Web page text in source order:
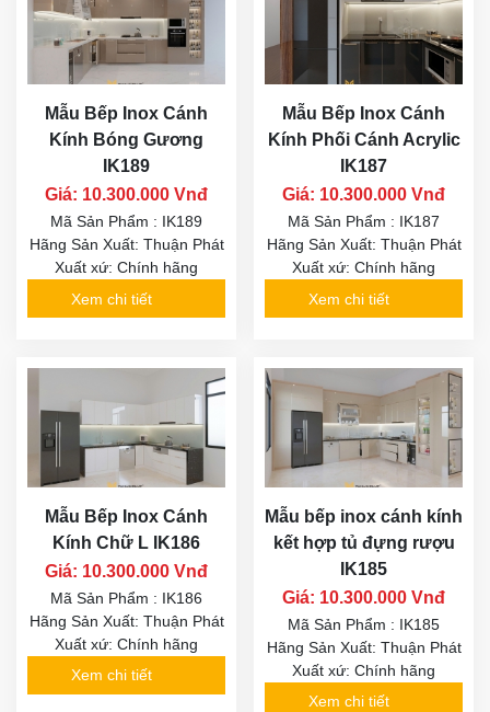
Mẫu Bếp Inox Cánh
Kính Bóng Gương
IK189
Giá: 10.300.000 Vnđ
Mã Sản Phẩm : IK189
Hãng Sản Xuất: Thuận Phát
Xuất xứ: Chính hãng
Xem chi tiết
Mẫu Bếp Inox Cánh
Kính Phối Cánh Acrylic
IK187
Giá: 10.300.000 Vnđ
Mã Sản Phẩm : IK187
Hãng Sản Xuất: Thuận Phát
Xuất xứ: Chính hãng
Xem chi tiết
Mẫu Bếp Inox Cánh
Kính Chữ L IK186
Giá: 10.300.000 Vnđ
Mã Sản Phẩm : IK186
Hãng Sản Xuất: Thuận Phát
Xuất xứ: Chính hãng
Xem chi tiết
Mẫu bếp inox cánh kính
kết hợp tủ đựng rượu
IK185
Giá: 10.300.000 Vnđ
Mã Sản Phẩm : IK185
Hãng Sản Xuất: Thuận Phát
Xuất xứ: Chính hãng
Xem chi tiết